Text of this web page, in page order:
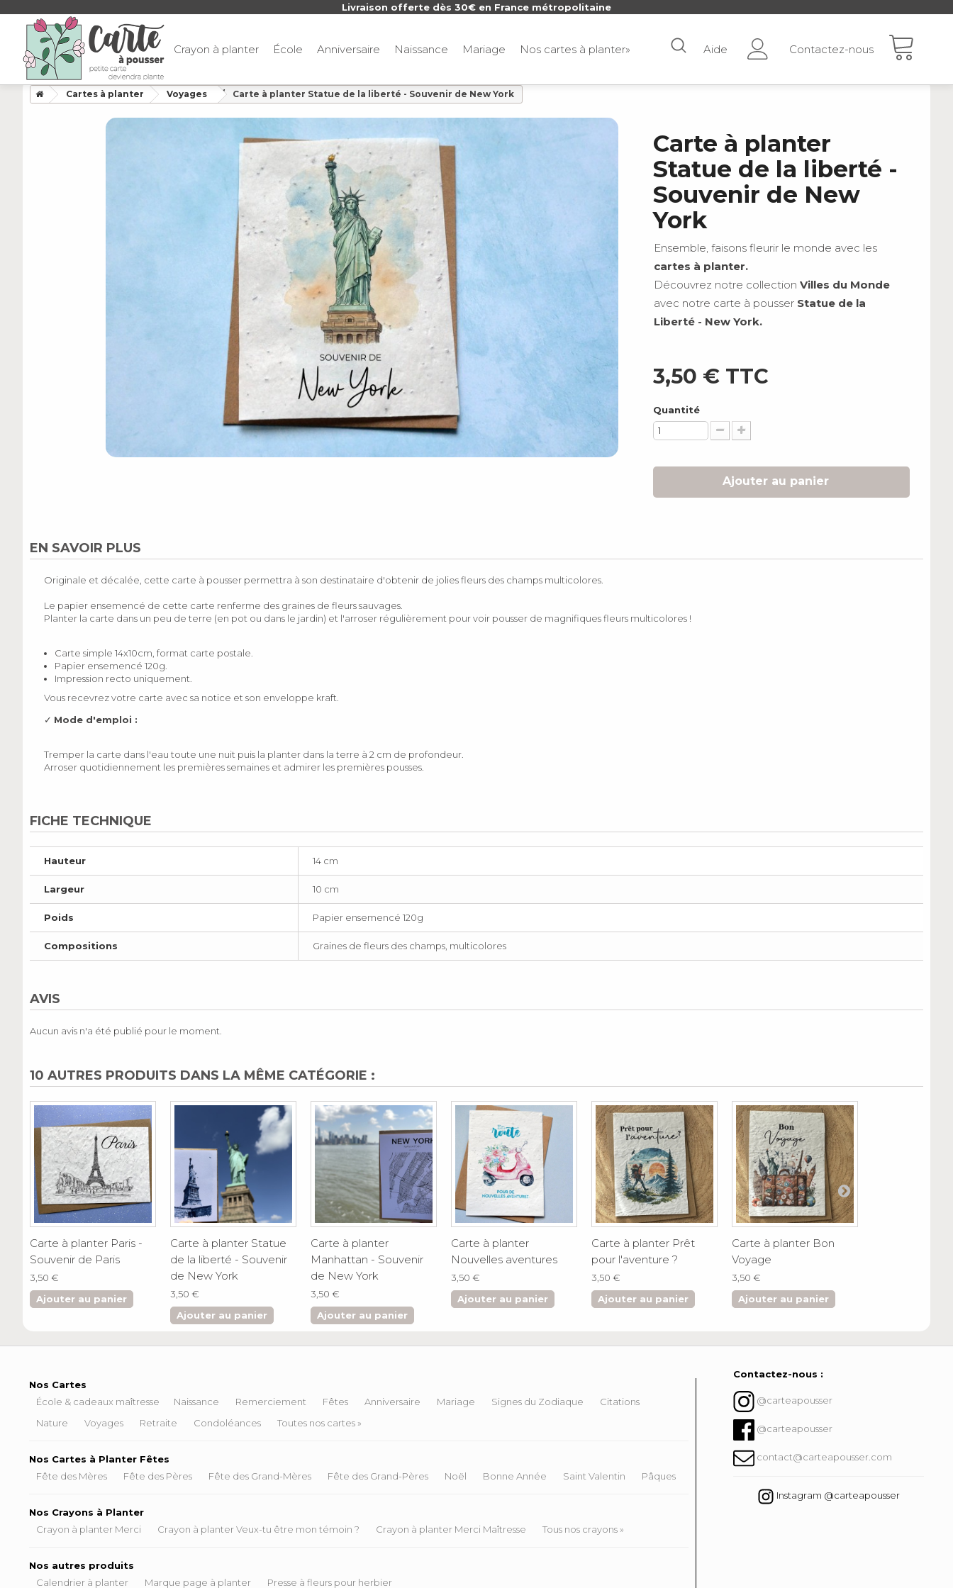
Livraison offerte dès 30€ en France métropolitaine
Crayon à planter École Anniversaire Naissance Mariage Nos cartes à planter» Aide Contactez-nous
Cartes à planter Voyages Carte à planter Statue de la liberté - Souvenir de New York
Carte à planter
Statue de la liberté -
Souvenir de New
York
Ensemble, faisons fleurir le monde avec les
cartes à planter.
Découvrez notre collection Villes du Monde
avec notre carte à pousserStatue de la
Liberté - New York.
3,50 €TTC
Quantité
Ajouter au panier
EN SAVOIR PLUS
Originale et décalée, cette carte à pousser permettra à son destinataire d'obtenir de jolies fleurs des champs multicolores.
Le papier ensemencé de cette carte renferme des graines de fleurs sauvages.
Planter la carte dans un peu de terre (en pot ou dans le jardin) et l'arroser régulièrement pour voir pousser de magnifiques fleurs multicolores !
Carte simple 14x10cm, format carte postale.
Papier ensemencé 120g.
Impression recto uniquement.
Vous recevrez votre carte avec sa notice et son enveloppe kraft.
✓ Mode d'emploi :
Tremper la carte dans l'eau toute une nuit puis la planter dans la terre à 2 cm de profondeur.
Arroser quotidiennement les premières semaines et admirer les premières pousses.
FICHE TECHNIQUE
Hauteur 14 cm
Largeur 10 cm
Poids Papier ensemencé 120g
Compositions Graines de fleurs des champs, multicolores
AVIS
Aucun avis n'a été publié pour le moment.
10 AUTRES PRODUITS DANS LA MÊME CATÉGORIE :
Carte à planter Paris -
Souvenir de Paris
3,50 €
Ajouter au panier
Carte à planter Statue
de la liberté - Souvenir
de New York
3,50 €
Ajouter au panier
Carte à planter
Manhattan - Souvenir
de New York
3,50 €
Ajouter au panier
Carte à planter
Nouvelles aventures
3,50 €
Ajouter au panier
Carte à planter Prêt
pour l'aventure ?
3,50 €
Ajouter au panier
Carte à planter Bon
Voyage
3,50 €
Ajouter au panier
Nos Cartes
École & cadeaux maîtresse
Naissance Remerciement Fêtes Anniversaire Mariage Signes du Zodiaque
Citations
Nature
Voyages Retraite Condoléances Toutes nos cartes »
Nos Cartes à Planter Fêtes
Fête des Mères
Fête des Pères Fête des Grand-Mères Fête des Grand-Pères Noël Bonne Année Saint Valentin Pâques
Nos Crayons à Planter
Crayon à planter Merci
Crayon à planter Veux-tu être mon témoin ? Crayon à planter Merci Maîtresse Tous nos crayons »
Nos autres produits
Calendrier à planter
Marque page à planter Presse à fleurs pour herbier
Contactez-nous :
@carteapousser
@carteapousser
contact@carteapousser.com
Instagram @carteapousser